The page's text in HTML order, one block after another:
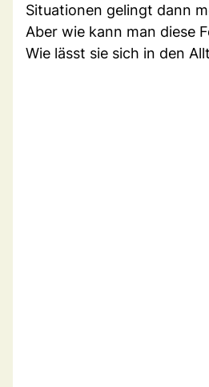
Situationen gelingt dann
Aber wie kann man diese
Wie lässt sie sich in den